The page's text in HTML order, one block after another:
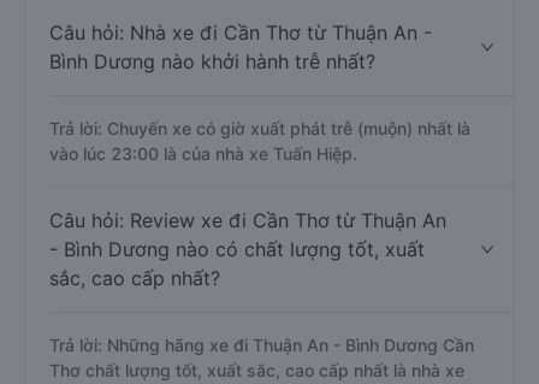
Câu hỏi: Nhà xe đi Cần Thơ từ Thuận An -
Bình Dương nào khởi hành trễ nhất?
Trả lời: Chuyến xe có giờ xuất phát trễ (muộn) nhất là
vào lúc 23:00 là của nhà xe Tuấn Hiệp.
Câu hỏi: Review xe đi Cần Thơ từ Thuận An
- Bình Dương nào có chất lượng tốt, xuất
sắc, cao cấp nhất?
Trả lời: Những hãng xe đi Thuận An - Bình Dương Cần
Thơ chất lượng tốt, xuất sắc, cao cấp nhất là nhà xe